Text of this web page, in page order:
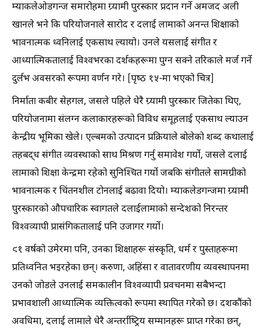
म्याकलेओडगन्ज समारोहमा ग्र्यामी पुरस्कार प्रदान गर्ने अमजद अली
खानले भने कि परियोजनाले सारोद र दलाई लामाको अनन्त शिक्षाको
भावनात्मक ध्वनिलाई एकसाथ ल्यायो। उनले यसलाई संगीत र
आध्यात्मिकतालाई विश्वभरका दर्शकहरूमा पुग्न सक्ने तरिकाले मर्ज गर्ने
दुर्लभ अवसरको रूपमा वर्णन गरे। [पृष्ठ १५-मा भएको चित्र]
निर्माता कबीर सेहगल, जसले पहिले धेरै ग्र्यामी पुरस्कार जितेका थिए,
परियोजनामा संलग्न कलाकारहरूको विविध समूहलाई एकसाथ ल्याउन
केन्द्रीय भूमिका खेले। एल्बमको उत्पादन प्रक्रियाले बोलेको शब्द कथालाई
तहबद्ध संगीत व्यवस्थाको साथ मिश्रण गर्नु समावेश गर्यो, जसले दलाई
लामाको शिक्षा केन्द्रमा रहेको सुनिश्चित गर्यो जबकि संगीतले सामग्रीको
भावनात्मक र चिंतनशील टोनलाई बढावा दियो। म्याकलेडगन्जमा ग्र्यामी
पुरस्कारको औपचारिक स्वागतले दलाईलामाको सन्देशको निरन्तर
विश्वव्यापी प्रासंगिकतालाई पनि उजागर गर्यो।
९१ वर्षको उमेरमा पनि, उनका शिक्षाहरू संस्कृति, धर्म र पुस्ताहरूमा
प्रतिध्वनित भइरहेका छन्। करुणा, अहिंसा र वातावरणीय व्यवस्थापनमा
उनको जोडले उनलाई समकालीन विश्वव्यापी प्रवचनमा सबैभन्दा
प्रभावशाली आध्यात्मिक व्यक्तित्वको रूपमा स्थापित गरेको छ। दशकौंको
अवधिमा, दलाई लामाले धेरै अन्तर्राष्ट्रिय सम्मानहरू प्राप्त गरेका छन्,